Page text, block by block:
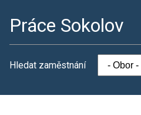
Práce Sokolov
Hledat zaměstnání